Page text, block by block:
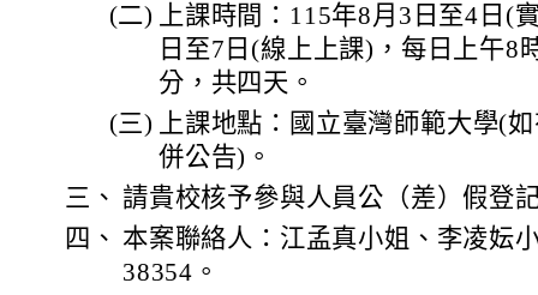
(二)
上課時間：115年8月3日至4日(
日至7日(線上上課)，每日上午8
分，共四天。
(三)
上課地點：國立臺灣師範大學(
併公告)。
三、 請貴校核予參與人員公（差）假登
四、 本案聯絡人：江孟真小姐、李凌妘
38354。